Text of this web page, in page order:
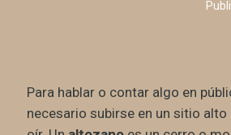
Para hablar o contar algo en
necesario subirse en un sitio alto